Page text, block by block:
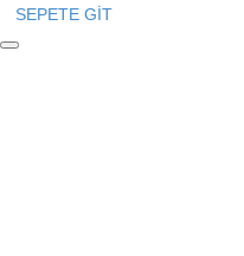
SEPETE GİT